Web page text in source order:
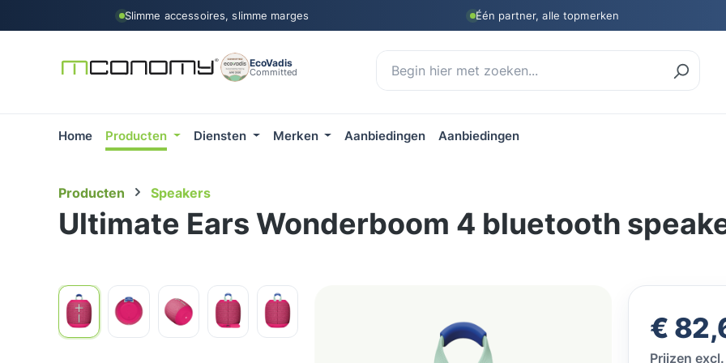
de hoofdinhoud
Ga naar de zoekopdracht
Ga naar de hoofdnavigatieSlimme accessoires, slimme marges Één partner, alle topmerken
EcoVadis
Committed
Home Producten Diensten Merken Aanbiedingen Aanbiedingen
Producten Speakers
Ultimate Ears Wonderboom 4 bluetooth
Normale
€
Prijzen